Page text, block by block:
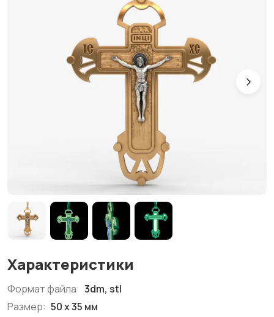
Характеристики
Формат файла: 3dm, stl
Размер: 50 x 35 мм